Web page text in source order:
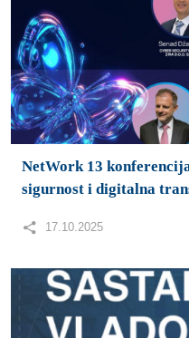
NetWork 13
sigurnost i digitalna
17.10.2025